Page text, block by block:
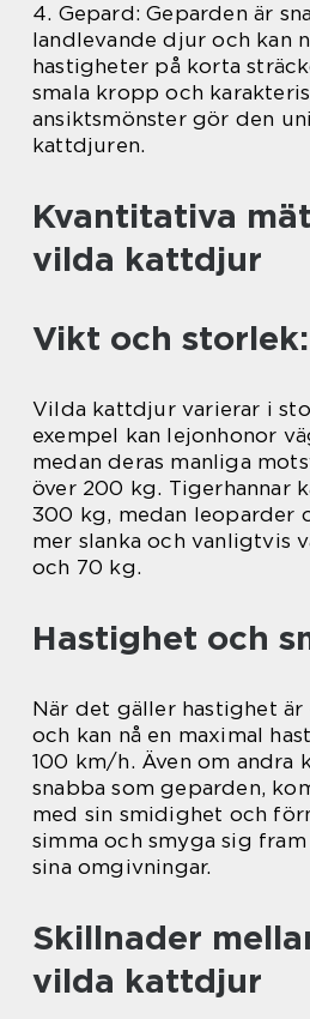
4. Gepard: Geparden är
landlevande djur och kan
hastigheter på korta
smala kropp och
ansiktsmönster gör den
kattdjuren.
Kvantitativa
vilda kattdjur
Vikt och storlek:
Vilda kattdjur varierar i
exempel kan lejonhonor
medan deras manliga
över 200 kg. Tigerhannar
300 kg, medan leoparder
mer slanka och vanligtvis
och 70 kg.
Hastighet och
När det gäller hastighet är
och kan nå en maximal
100 km/h. Även om andra
snabba som geparden,
med sin smidighet och
simma och smyga sig
sina omgivningar.
Skillnader
vilda kattdjur